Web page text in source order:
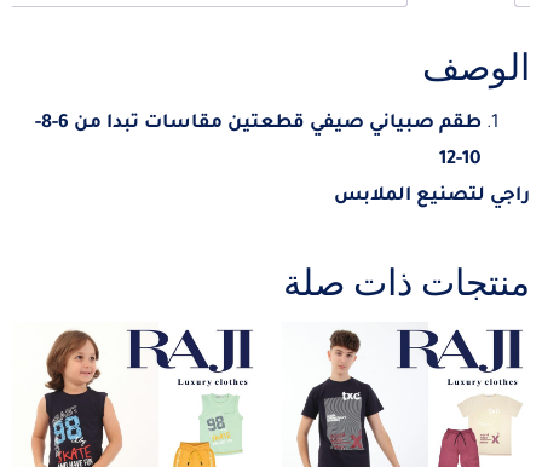
الوصف
طقم صبياني صيفي قطعتين مقاسات تبدا من 6-8-
10-12
راجي لتصنيع الملابس
منتجات ذات صلة